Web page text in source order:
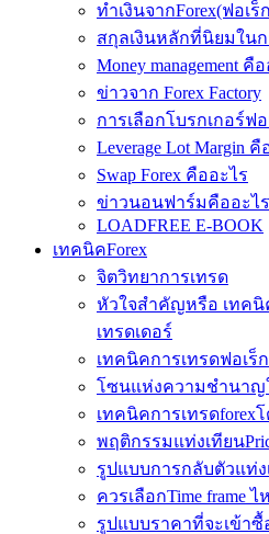
ทำเงินจากForex(ฟอเร็
สกุลเงินหลักที่นิยมในก
Money management คื
ข่าวจาก Forex Factory
การเลือกโบรกเกอร์ฟ
Leverage Lot Margin คื
Swap Forex คืออะไร
ข่าวนอนฟาร์มคืออะไร
LOADFREE E-BOOK
เทคนิคForex
จิตวิทยาการเทรด
หัวใจสำคัญหรือ เทคนิ
เทรดเดอร์
เทคนิคการเทรดฟอเร็
โซนแห่งความชำนาญ
เทคนิคการเทรดforexโ
พฤติกรรมแท่งเทียน
รูปแบบการกลับตัวแท่ง
ควรเลือกTime frame
รูปแบบราคาที่จะเข้าซื้